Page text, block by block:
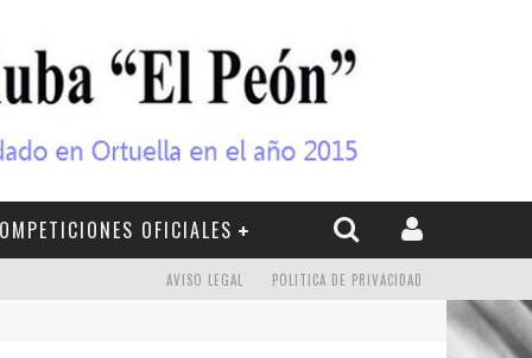
OFICIALES
AVISO LEGAL POLITICA DE PRIVACIDAD